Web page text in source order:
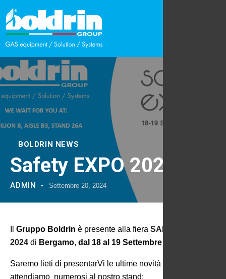
BOLDRIN NEWS
Safety EXPO 2024
ADMIN Settembre 20, 2024
Gruppo Boldrin è presente alla fiera SAFETY EXPO
2024 di Bergamo, dal 18 al 19 Settembre 2024
Saremo lieti di presentarVi le ultime novità e Vi
attendiamo numerosi al nostro stand: